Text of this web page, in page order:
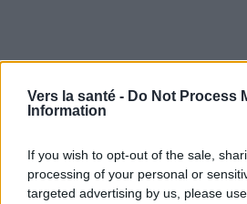
Vers la santé - Do Not Process
Information
If you wish to opt-out of the sale,
processing of your personal or
targeted advertising by us, please